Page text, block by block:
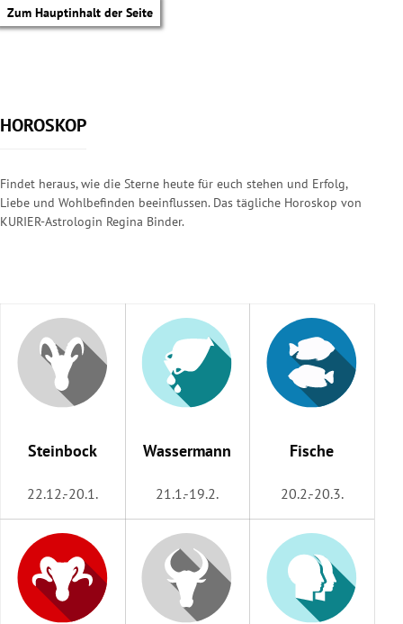
Zum Hauptinhalt der Seite
Untermenü
Untermenü
Untermenü
HOROSKOP
Findet heraus, wie die Sterne heute für euch stehen und Erfolg,
Liebe und Wohlbefinden beeinflussen. Das tägliche Horoskop von
KURIER-Astrologin Regina Binder.
Steinbock
22.12.-20.1.
Wassermann
21.1.-19.2.
Fische
20.2.-20.3.